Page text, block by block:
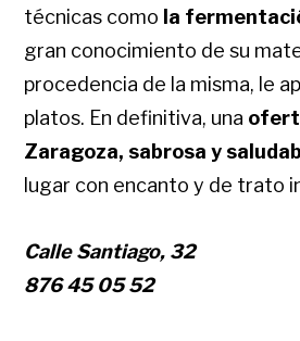
técnicas como la
gran conocimiento de su
procedencia de la misma, le
platos. En definitiva, una
Zaragoza, sabrosa y
lugar con encanto y de trato
Calle Santiago, 32
876 45 05 52